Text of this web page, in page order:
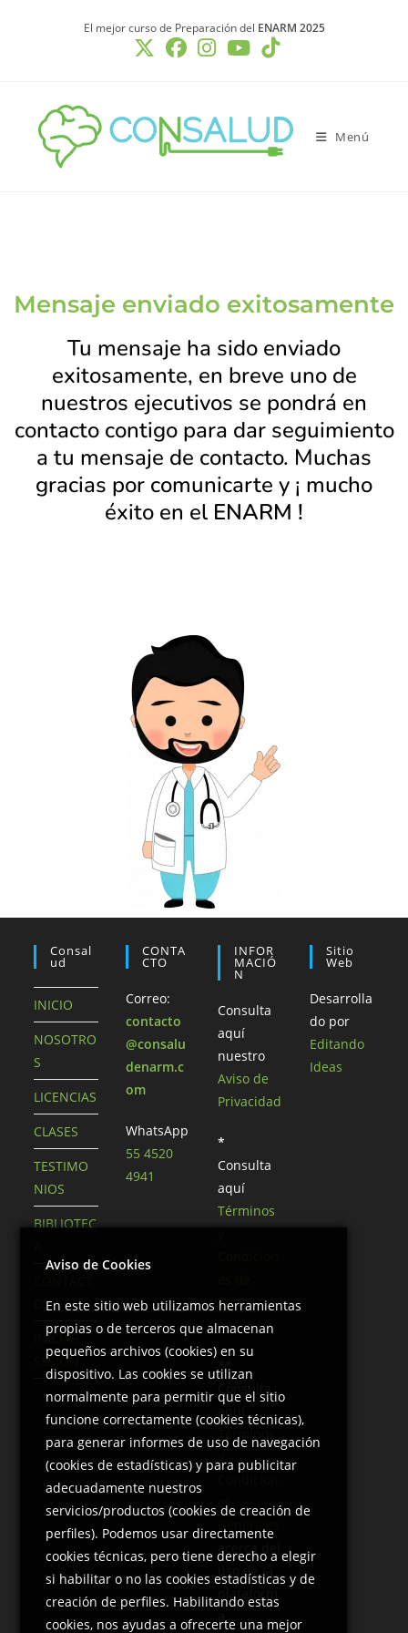
El mejor curso de Preparación del ENARM 2025
Menú
Mensaje enviado exitosamente
Tu mensaje ha sido enviado
exitosamente, en breve uno de
nuestros ejecutivos se pondrá en
contacto contigo para dar seguimiento
a tu mensaje de contacto. Muchas
gracias por comunicarte y ¡ mucho
éxito en el ENARM !
Consal
Ud
INICIO
NOSOTRO
S
LICENCIAS
CLASES
TESTIMO
NIOS
BIBLIOTEC
INICIAR
SESIÓN
CONTA
CTO
Correo:
contacto
@consalu
denarm.c
om
WhatsApp
55 4520
4941
INFOR
MACIÓ
N
Consulta
aquí
nuestro
Aviso de
Privacidad
*
Consulta
aquí
Términos
Promocio
nes
**
Consulta
aquí
Términos
es
Generales
acerca del
uso de la
plataform
Sitio
Web
Desarrolla
do por
Editando
Ideas
Aviso de Cookies
En este sitio web utilizamos herramientas
propias o de terceros que almacenan
pequeños archivos (cookies) en su
dispositivo. Las cookies se utilizan
normalmente para permitir que el sitio
funcione correctamente (cookies técnicas),
para generar informes de uso de navegación
(cookies de estadísticas) y para publicitar
adecuadamente nuestros
servicios/productos (cookies de creación de
perfiles). Podemos usar directamente
cookies técnicas, pero tiene derecho a elegir
si habilitar o no las cookies estadísticas y de
creación de perfiles. Habilitando estas
cookies, nos ayudas a ofrecerte una mejor